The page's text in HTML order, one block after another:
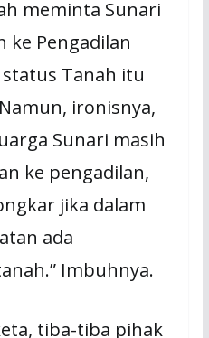
meminta Sunari
ke Pengadilan
Tanah itu
ironisnya,
Sunari masih
ke pengadilan,
jika dalam
ada
Imbuhnya.
tiba-tiba pihak